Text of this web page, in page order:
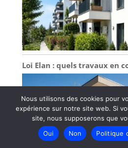
Loi Elan : quels travaux en
Nous utilisons des cookies pour
expérience sur notre site web. Si
site, nous supposerons que
Oui
Non Politique